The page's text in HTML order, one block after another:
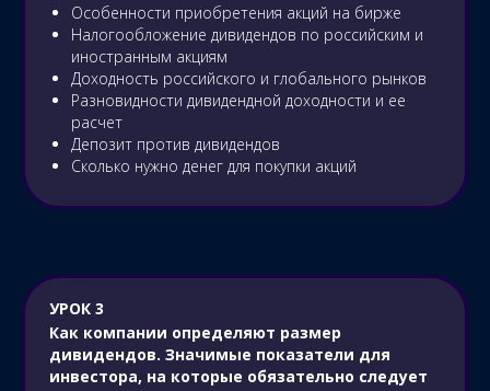
Особенности приобретения акций на бирже
Налогообложение дивидендов по российским и
иностранным акциям
Доходность российского и глобального рынков
Разновидности дивидендной доходности и ее
расчет
Депозит против дивидендов
Сколько нужно денег для покупки акций
УРОК 3
Как компании определяют размер
дивидендов. Значимые показатели для
инвестора, на которые обязательно следует